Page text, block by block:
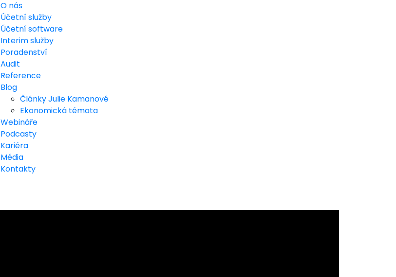
O nás
Účetní služby
Účetní software
Interim služby
Poradenství
Audit
Reference
Blog
Články Julie Kamanové
Ekonomická témata
Webináře
Podcasty
Kariéra
Média
Kontakty